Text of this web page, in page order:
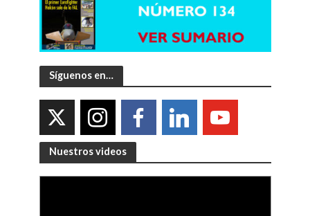
Síguenos en…
Nuestros videos